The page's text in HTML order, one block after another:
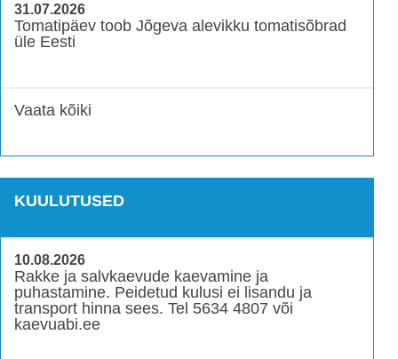
31.07.2026
Tomatipäev toob Jõgeva alevikku tomatisõbrad
üle Eesti
Vaata kõiki
KUULUTUSED
10.08.2026
Rakke ja salvkaevude kaevamine ja
puhastamine. Peidetud kulusi ei lisandu ja
transport hinna sees. Tel 5634 4807 või
kaevuabi.ee